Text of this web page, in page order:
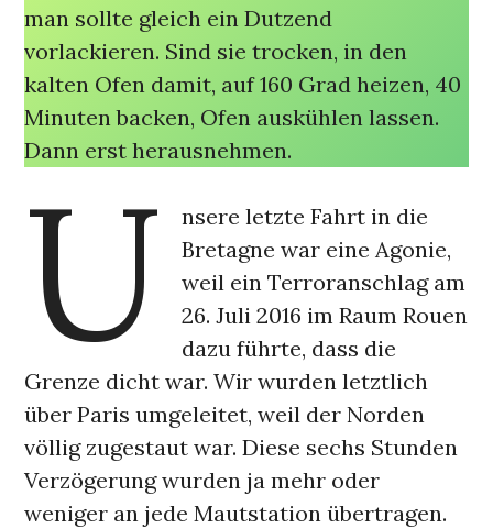
man sollte gleich ein Dutzend
vorlackieren. Sind sie trocken, in den
kalten Ofen damit, auf 160 Grad heizen, 40
Minuten backen, Ofen auskühlen lassen.
Dann erst herausnehmen.
U
nsere letzte Fahrt in die
Bretagne war eine Agonie,
weil ein Terroranschlag am
26. Juli 2016 im Raum Rouen
dazu führte, dass die
Grenze dicht war. Wir wurden letztlich
über Paris umgeleitet, weil der Norden
völlig zugestaut war. Diese sechs Stunden
Verzögerung wurden ja mehr oder
weniger an jede Mautstation übertragen.